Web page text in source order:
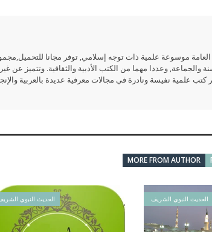
العامة موسوعة علمية ذات توجه إسلامي, توفر مجانا
والجماعة, وعددا مهما من الكتب الأدبية والثقافية. وتتميز عن
علمية نفيسة ونادرة في مجالات معرفية عديدة بالعربية
MORE FROM AUTHOR
الحديث النبوي الحديث النبوي الشريف